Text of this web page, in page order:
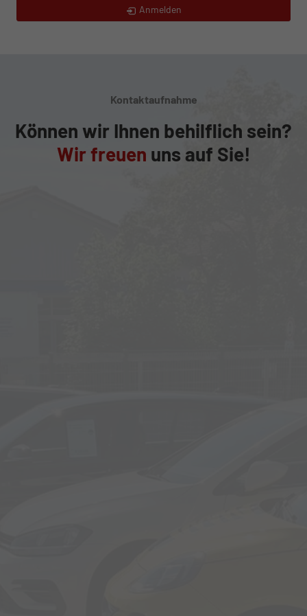
Anmelden
Kontaktaufnahme
Können wir Ihnen behilflich sein?
Wir freuen uns auf Sie!